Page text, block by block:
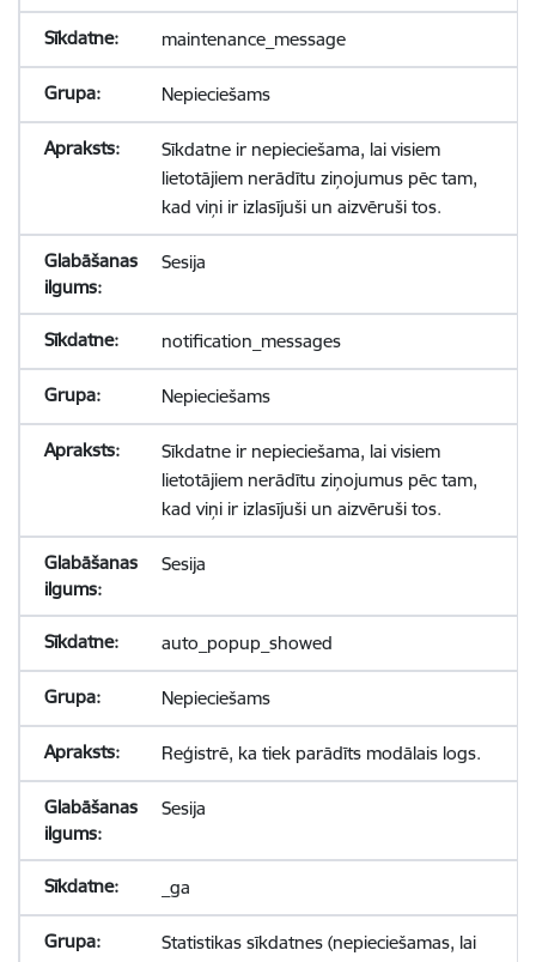
maintenance_message
Nepieciešams
Sīkdatne ir nepieciešama, lai visiem
lietotājiem nerādītu ziņojumus pēc tam,
kad viņi ir izlasījuši un aizvēruši tos.
Sesija
notification_messages
Nepieciešams
Sīkdatne ir nepieciešama, lai visiem
lietotājiem nerādītu ziņojumus pēc tam,
kad viņi ir izlasījuši un aizvēruši tos.
Sesija
auto_popup_showed
Nepieciešams
Reģistrē, ka tiek parādīts modālais logs.
Sesija
_ga
Statistikas sīkdatnes (nepieciešamas, lai